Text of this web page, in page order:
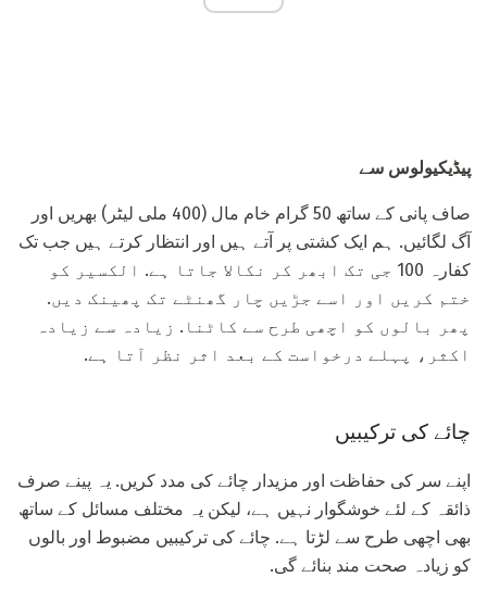
پیڈیکیولوس سے
صاف پانی کے ساتھ 50 گرام خام مال (400 ملی لیٹر) بھریں اور
آگ لگائیں. ہم ایک کشتی پر آتے ہیں اور انتظار کرتے ہیں جب تک
کفارہ 100 جی تک ابھر کر نکالا جاتا ہے. الکسیر کو
ختم کریں اور اسے جڑیں چار گھنٹے تک پھینک دیں.
پھر بالوں کو اچھی طرح سے کاٹنا. زیادہ سے زیادہ
اکثر، پہلے درخواست کے بعد اثر نظر آتا ہے.
چائے کی ترکیبیں
اپنے سر کی حفاظت اور مزیدار چائے کی مدد کریں. یہ پینے صرف
ذائقہ کے لئے خوشگوار نہیں ہے، لیکن یہ مختلف مسائل کے ساتھ
بھی اچھی طرح سے لڑتا ہے. چائے کی ترکیبیں مضبوط اور بالوں
کو زیادہ صحت مند بنائے گی.